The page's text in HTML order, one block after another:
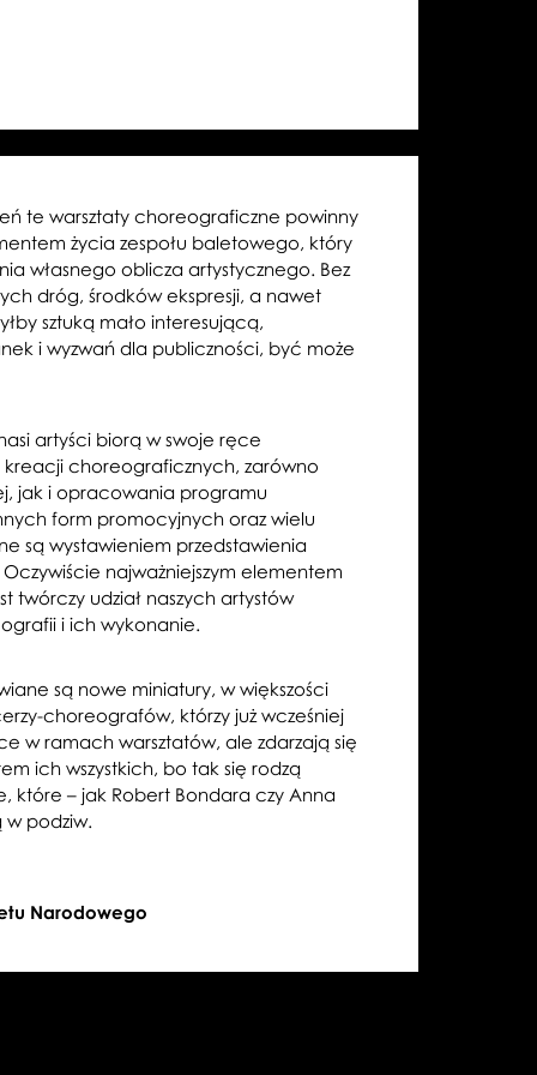
te warsztaty choreograficzne powinny
życia zespołu baletowego, który
własnego oblicza artystycznego. Bez
dróg, środków ekspresji, a nawet
sztuką mało interesującą,
i wyzwań dla publiczności, być może
artyści biorą w swoje ręce
choreograficznych, zarówno
jak i opracowania programu
form promocyjnych oraz wielu
są wystawieniem przedstawienia
najważniejszym elementem
twórczy udział naszych artystów
i ich wykonanie.
są nowe miniatury, w większości
choreografów, którzy już wcześniej
w ramach warsztatów, ale zdarzają się
ich wszystkich, bo tak się rodzą
które – jak Robert Bondara czy Anna
w podziw.
Narodowego